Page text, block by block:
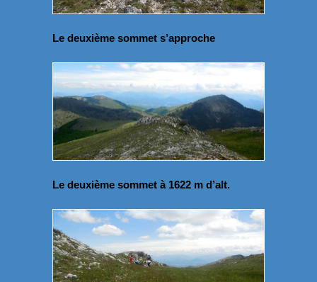
Le deuxième sommet s’approche
Le deuxième sommet à 1622 m d’alt.